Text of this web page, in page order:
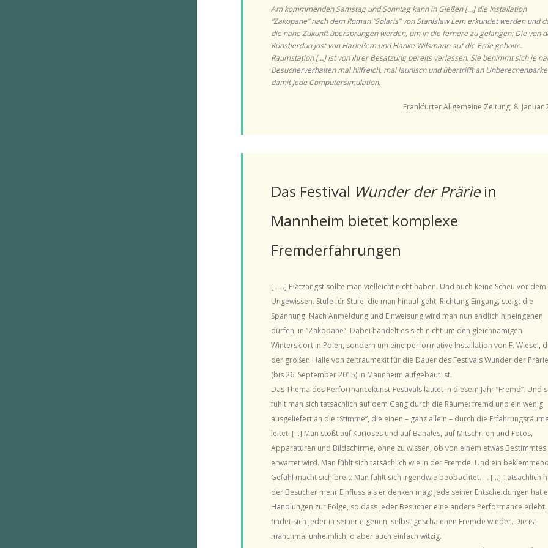
Am kommmenden Samstag und Sonntag kann in Gießen […] die Installation
“Zakopane” nach dem Roman “Solaris” von Stanislaw Lem erkundet werden und
die nahe Zukunft übersprungen werden, um in die fernere zu gelangen: Die von
Künstlerduo Jost von Harleßem und Hanke Wilsmann auf die Erde geholte
Raumstation […] ist von ihrer Besatzung bereits verlassen. Sie benimmt sich je
Besucherverhalten mal hilfreich, mal launisch und übertrifft an
damit jede Computersimulation.
Frankfurter Allgemeine Zeitung, 8. Januar
Das Festival Wunder der Präriein
Mannheim bietet komplexe
Fremderfahrungen
[ . . .] Platzangst sollte man vielleicht nicht haben. Und auch keine Scheu vor dem
Ungewissen. Stufe für Stufe, die man hinauf geht, Richtung Eingang, steigt die
Spannung. Nach Anmeldung und Einweisung wird man nun endlich hineingehen
dürfen, in “Zakopane”. Dabei handelt es sich nicht um den gleichnamigen
Winterskiort in Polen, sondern um eine performative Installation von F. Wiesel,
der großen Halle von zeitraumexit für die Dauer des Festivals Wunder der Prärie
(bis 26. September 2015) in Mannheim aufgebaut ist.
Das Thema des Performancekunst-Festivals lautet in diesem Jahr “Fremd”. Und
fühlt man sich tatsächlich auf dem Gang durch die Räume: fremd und ein wenig
ausgeliefert an die “Stimme”, die einen – ganz allein – durch die Erfahrungsräume
leitet. […] Man stößt auf Kurioses und auf Banales, auf Mitschri en und Fotos,
Apparaturen und Bildschirme, ohne zu wissen, ob von einem etwas Bestimmtes
erwartet wird. Man fühlt sich tatsächlich wie in der Fremde. Und ein
Gefühl macht sich breit: Man fühlt sich irgendwie beobachtet. . . […] Tatsächlich
der Besucher mehr Einfluss als er denken mag: Jede seiner Entscheidungen hat
Handlungen zur Folge, so dass jeder Besucher eine andere Performance erlebt.
findet sich jeder in seiner eigenen, selbst gescha enen Fremde wieder. Die ist
manchmal unheimlich, o aber auch einfach witzig.